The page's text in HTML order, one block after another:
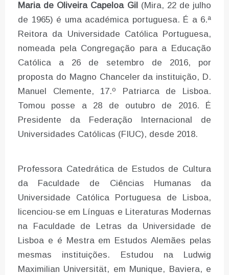
Maria de Oliveira Capeloa Gil (Mira, 22 de julho
de 1965) é uma académica portuguesa. É a 6.ª
Reitora da Universidade Católica Portuguesa,
nomeada pela Congregação para a Educação
Católica a 26 de setembro de 2016, por
proposta do Magno Chanceler da instituição, D.
Manuel Clemente, 17.º Patriarca de Lisboa.
Tomou posse a 28 de outubro de 2016. É
Presidente da Federação Internacional de
Universidades Católicas (FIUC), desde 2018.
Professora Catedrática de Estudos de Cultura
da Faculdade de Ciências Humanas da
Universidade Católica Portuguesa de Lisboa,
licenciou-se em Línguas e Literaturas Modernas
na Faculdade de Letras da Universidade de
Lisboa e é Mestra em Estudos Alemães pelas
mesmas instituições. Estudou na Ludwig
Maximilian Universität, em Munique, Baviera, e